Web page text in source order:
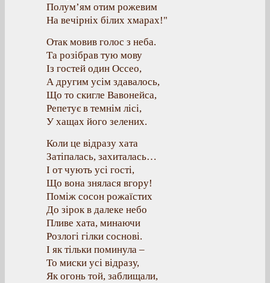
Полум’ям отим рожевим
На вечірніх білих хмарах!"
Отак мовив голос з неба.
Та розібрав тую мову
Із гостей один Оссео,
А другим усім здавалось,
Що то скигле Вавонейса,
Репетує в темнім лісі,
У хащах його зелених.
Коли це відразу хата
Затіпалась, захиталась…
І от чують усі гості,
Що вона знялася вгору!
Поміж сосон рожаїстих
До зірок в далеке небо
Пливе хата, минаючи
Розлогі гілки соснові.
І як тільки поминула –
То миски усі відразу,
Як огонь той, заблищали,